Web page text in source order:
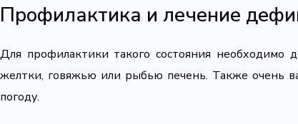
Профилактика и лечение
Для профилактики такого состояния
желтки, говяжью или рыбью печень. Также очень
погоду.